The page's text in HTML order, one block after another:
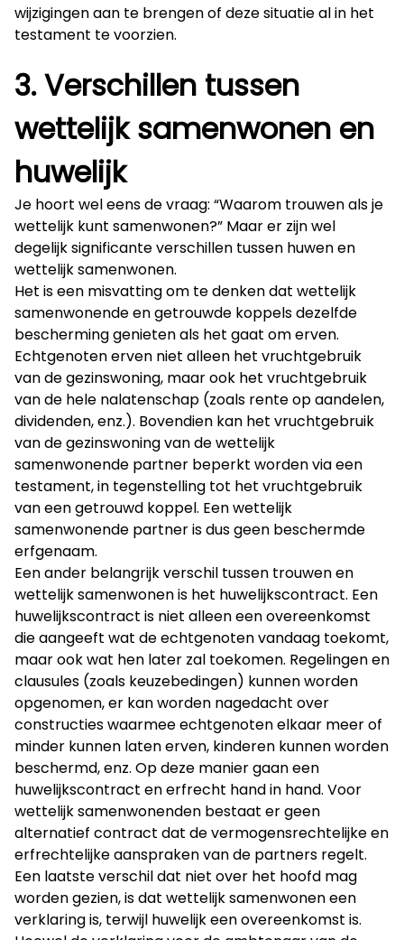
wijzigingen aan te brengen of deze situatie al in het
testament te voorzien.
3. Verschillen tussen
wettelijk samenwonen en
huwelijk
Je hoort wel eens de vraag: “Waarom trouwen als je
wettelijk kunt samenwonen?” Maar er zijn wel
degelijk significante verschillen tussen huwen en
wettelijk samenwonen.
Het is een misvatting om te denken dat wettelijk
samenwonende en getrouwde koppels dezelfde
bescherming genieten als het gaat om erven.
Echtgenoten erven niet alleen het vruchtgebruik
van de gezinswoning, maar ook het vruchtgebruik
van de hele nalatenschap (zoals rente op aandelen,
dividenden, enz.). Bovendien kan het vruchtgebruik
van de gezinswoning van de wettelijk
samenwonende partner beperkt worden via een
testament, in tegenstelling tot het vruchtgebruik
van een getrouwd koppel. Een wettelijk
samenwonende partner is dus geen beschermde
erfgenaam.
Een ander belangrijk verschil tussen trouwen en
wettelijk samenwonen is het huwelijkscontract. Een
huwelijkscontract is niet alleen een overeenkomst
die aangeeft wat de echtgenoten vandaag toekomt,
maar ook wat hen later zal toekomen. Regelingen en
clausules (zoals keuzebedingen) kunnen worden
opgenomen, er kan worden nagedacht over
constructies waarmee echtgenoten elkaar meer of
minder kunnen laten erven, kinderen kunnen worden
beschermd, enz. Op deze manier gaan een
huwelijkscontract en erfrecht hand in hand. Voor
wettelijk samenwonenden bestaat er geen
alternatief contract dat de vermogensrechtelijke en
erfrechtelijke aanspraken van de partners regelt.
Een laatste verschil dat niet over het hoofd mag
worden gezien, is dat wettelijk samenwonen een
verklaring is, terwijl huwelijk een overeenkomst is.